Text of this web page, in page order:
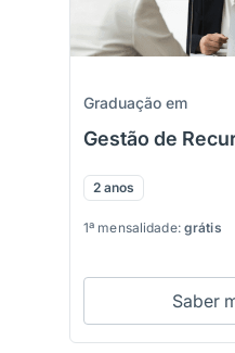
Graduação em
Gestão de
2 anos
1ª mensalidade: grátis
Saber